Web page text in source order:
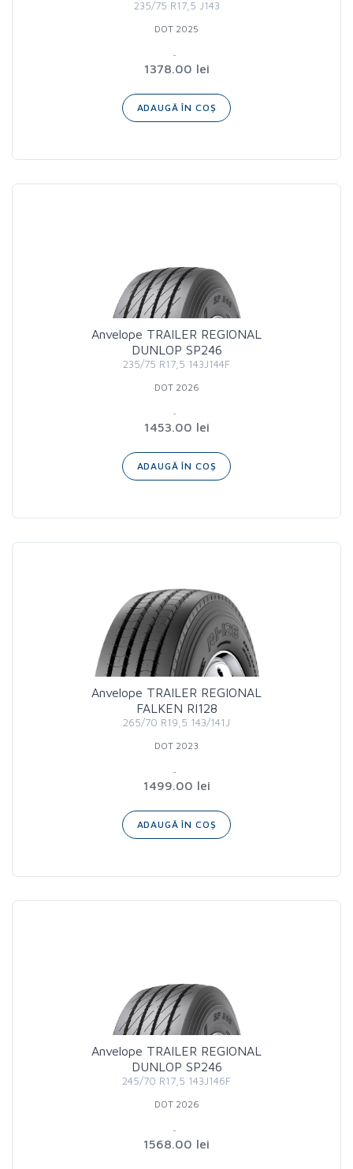
235/75 R17,5 J143
DOT 2025
1378.00 lei
ADAUGĂ ÎN COȘ
Anvelope TRAILER REGIONAL
DUNLOP SP246
235/75 R17,5 143J144F
DOT 2026
1453.00 lei
ADAUGĂ ÎN COȘ
Anvelope TRAILER REGIONAL
FALKEN RI128
265/70 R19,5 143/141J
DOT 2023
1499.00 lei
ADAUGĂ ÎN COȘ
Anvelope TRAILER REGIONAL
DUNLOP SP246
245/70 R17,5 143J146F
DOT 2026
1568.00 lei